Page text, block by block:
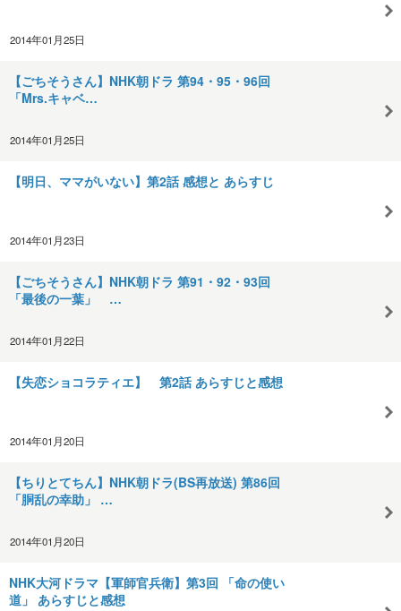
2014年01月25日
【ごちそうさん】NHK朝ドラ 第94・95・96回
「Mrs.キャベ…
2014年01月25日
【明日、ママがいない】第2話 感想と あらすじ
2014年01月23日
【ごちそうさん】NHK朝ドラ 第91・92・93回
「最後の一葉」 …
2014年01月22日
【失恋ショコラティエ】 第2話 あらすじと感想
2014年01月20日
【ちりとてちん】NHK朝ドラ(BS再放送) 第86回
「胴乱の幸助」 …
2014年01月20日
NHK大河ドラマ【軍師官兵衛】第3回 「命の使い
道」 あらすじと感想